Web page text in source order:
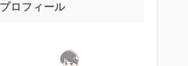
プロフィール